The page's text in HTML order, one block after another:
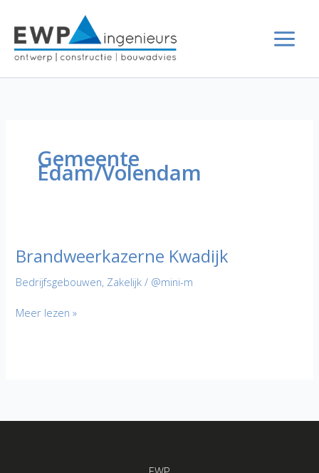
inhoud
Gemeente
Edam/Volendam
Brandweerkazerne Kwadijk
Bedrijfsgebouwen, Zakelijk / @mini-m
Brandweerkazerne
Meer lezen »